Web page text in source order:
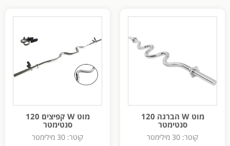
מוט W הברגה 120
סנטימטר
קוטר: 30 מילימטר
מוט W קפיצים 120
סנטימטר
קוטר: 30 מילימטר